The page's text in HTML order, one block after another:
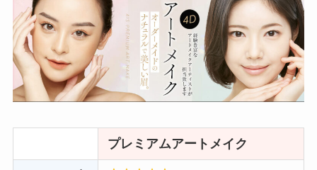
プレミアムアートメイク